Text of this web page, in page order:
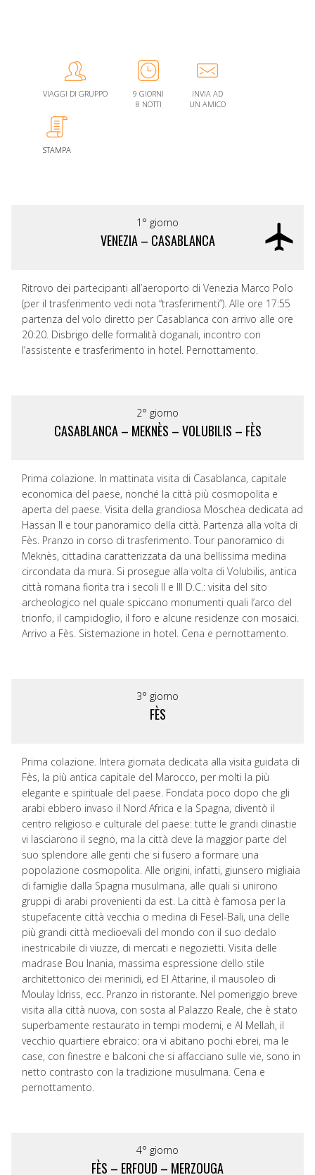
VIAGGI DI GRUPPO
9 GIORNI
8 NOTTI
INVIA AD
UN AMICO
STAMPA
1° giorno
VENEZIA – CASABLANCA
Ritrovo dei partecipanti all’aeroporto di Venezia Marco Polo
(per il trasferimento vedi nota “trasferimenti”). Alle ore 17:55
partenza del volo diretto per Casablanca con arrivo alle ore
20:20. Disbrigo delle formalità doganali, incontro con
l’assistente e trasferimento in hotel. Pernottamento.
2° giorno
CASABLANCA – MEKNÈS – VOLUBILIS – FÈS
Prima colazione. In mattinata visita di Casablanca, capitale
economica del paese, nonché la città più cosmopolita e
aperta del paese. Visita della grandiosa Moschea dedicata ad
Hassan II e tour panoramico della città. Partenza alla volta di
Fès. Pranzo in corso di trasferimento. Tour panoramico di
Meknès, cittadina caratterizzata da una bellissima medina
circondata da mura. Si prosegue alla volta di Volubilis, antica
città romana fiorita tra i secoli II e III D.C.: visita del sito
archeologico nel quale spiccano monumenti quali l’arco del
trionfo, il campidoglio, il foro e alcune residenze con mosaici.
Arrivo a Fès. Sistemazione in hotel. Cena e pernottamento.
3° giorno
FÈS
Prima colazione. Intera giornata dedicata alla visita guidata di
Fès, la più antica capitale del Marocco, per molti la più
elegante e spirituale del paese. Fondata poco dopo che gli
arabi ebbero invaso il Nord Africa e la Spagna, diventò il
centro religioso e culturale del paese: tutte le grandi dinastie
vi lasciarono il segno, ma la città deve la maggior parte del
suo splendore alle genti che si fusero a formare una
popolazione cosmopolita. Alle origini, infatti, giunsero migliaia
di famiglie dalla Spagna musulmana, alle quali si unirono
gruppi di arabi provenienti da est. La città è famosa per la
stupefacente città vecchia o medina di Fesel-Bali, una delle
più grandi città medioevali del mondo con il suo dedalo
inestricabile di viuzze, di mercati e negozietti. Visita delle
madrase Bou Inania, massima espressione dello stile
architettonico dei merinidi, ed El Attarine, il mausoleo di
Moulay Idriss, ecc. Pranzo in ristorante. Nel pomeriggio breve
visita alla città nuova, con sosta al Palazzo Reale, che è stato
superbamente restaurato in tempi moderni, e Al Mellah, il
vecchio quartiere ebraico: ora vi abitano pochi ebrei, ma le
case, con finestre e balconi che si affacciano sulle vie, sono in
netto contrasto con la tradizione musulmana. Cena e
pernottamento.
4° giorno
FÈS – ERFOUD – MERZOUGA